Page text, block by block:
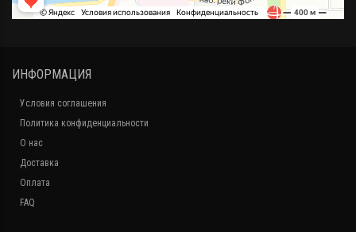
ИНФОРМАЦИЯ
Условия соглашения
Политика конфиденциальности
О нас
Доставка
Оплата
FAQ